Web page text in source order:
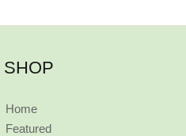
SHOP
Home
Featured